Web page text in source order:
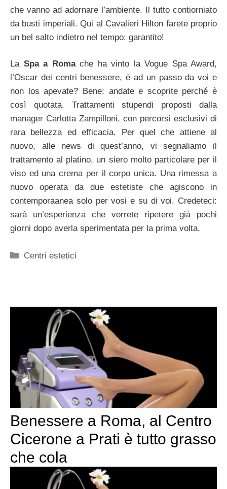
che vanno ad adornare l’ambiente. Il tutto contiorniato
da busti imperiali. Qui al Cavalieri Hilton farete proprio
un bel salto indietro nel tempo: garantito!
La Spa a Romache ha vinto la Vogue Spa Award,
l’Oscar dei centri benessere, è ad un passo da voi e
non los apevate? Bene: andate e scoprite perché è
così quotata. Trattamenti stupendi proposti dalla
manager Carlotta Zampilloni, con percorsi esclusivi di
rara bellezza ed efficacia. Per quel che attiene al
nuovo, alle news di quest’anno, vi segnaliamo il
trattamento al platino, un siero molto particolare per il
viso ed una crema per il corpo unica. Una rimessa a
nuovo operata da due estetiste che agiscono in
contemporaanea solo per vosi e su di voi. Credeteci:
sarà un’esperienza che vorrete ripetere già pochi
giorni dopo averla sperimentata per la prima volta.
Categorie
Centri estetici
Benessere a Roma, al Centro
Cicerone a Prati è tutto grasso
che cola